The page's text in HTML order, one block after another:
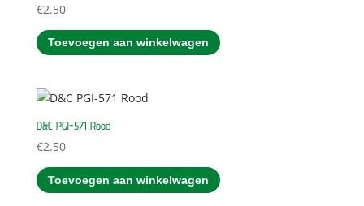
€2.50
Toevoegen aan winkelwagen
D&C PGI-571 Rood
€2.50
Toevoegen aan winkelwagen